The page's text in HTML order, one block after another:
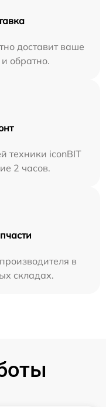
доставит ваше
обратно.
техники iconBIT
2 часов.
в
складах.